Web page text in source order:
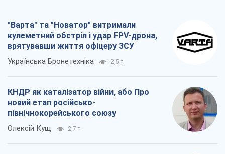
"Варта" та "Новатор" витримали
кулеметний обстріл і удар FPV-дрона,
врятувавши життя офіцеру ЗСУ
Українська Бронетехніка 2,5 т.
КНДР як каталізатор війни, або Про
новий етап російсько-
північнокорейського союзу
Олексій Кущ 2,7 т.